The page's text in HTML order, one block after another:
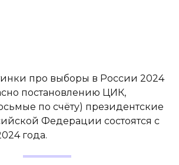
про выборы в России 2024
постановлению ЦИК,
по счёту) президентские
Федерации состоятся с
года.